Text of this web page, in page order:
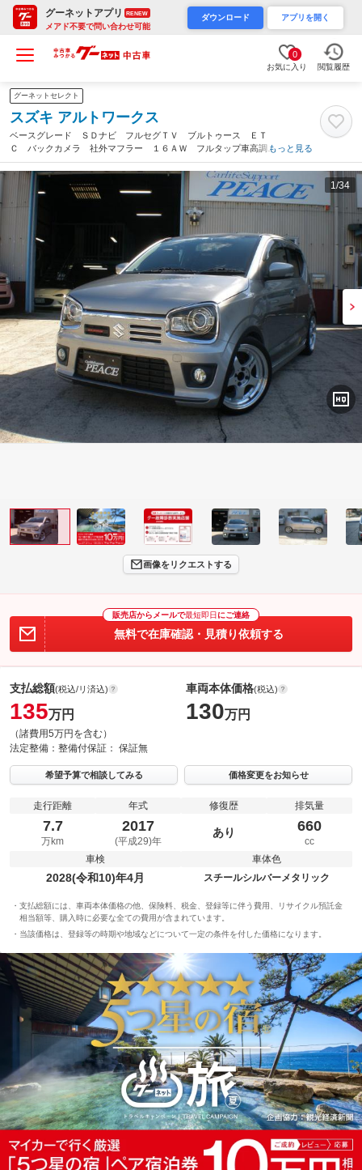
グーネットアプリ RENEW
メアド不要で問い合わせ可能
ダウンロード アプリを開く
0
お気に入り 閲覧履歴
グーネットセレクト
スズキ アルトワークス
ベースグレード ＳＤナビ フルセグＴＶ ブルトゥース ＥＴ
Ｃ バックカメラ 社外マフラー １６ＡＷ フルタップ車高調
ＨＩＤヘッドライト ＬＥＤフォグランプ サブウーハー デジタ
ルインナーミラー（愛知県）
もっと見る
1 /34
画像をリクエストする
販売店からメールで最短即日 にご連絡
無料で在庫確認・見積り依頼する
支払総額(税込/リ済込)
135万円
（諸費用5万円を含む）
車両本体価格(税込)
130万円
法定整備： 整備付保証： 保証無
希望予算で相談してみる 価格変更をお知らせ
走行距離
7.7
万km
年式
2017
(平成29)年
修復歴
あり
排気量
660
cc
車検
2028(令和10)年4月
車体色
スチールシルバーメタリック
支払総額には、車両本体価格の他、保険料、税金、登録等に伴う費用、リサイクル預託金
相当額等、購入時に必要な全ての費用が含まれています。
当該価格は、登録等の時期や地域などについて一定の条件を付した価格になります。